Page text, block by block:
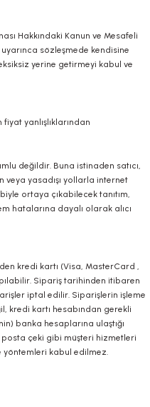
Hakkındaki Kanun ve Mesafeli
sözleşmede kendisine
yerine getirmeyi kabul ve
yanlışlıklarından
değildir. Buna istinaden satıcı,
yasadışı yollarla internet
ortaya çıkabilecek tanıtım,
hatalarına dayalı olarak alıcı
den kredi kartı (Visa, MasterCard ,
Sipariş tarihinden itibaren
iptal edilir. Siparişlerin işleme
kredi kartı hesabından gerekli
banka hesaplarına ulaştığı
çeki gibi müşteri hizmetleri
kabul edilmez.